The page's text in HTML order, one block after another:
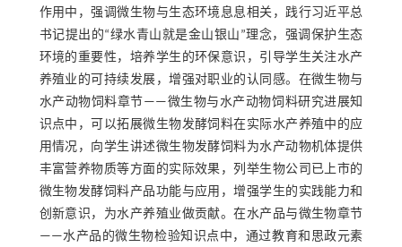
作用中，强调微生物与生态环境息息相关，践行习近平总
书记提出的“绿水青山就是金山银山”理念，强调保护生态
环境的重要性，培养学生的环保意识，引导学生关注水产
养殖业的可持续发展，增强对职业的认同感。在微生物与
水产动物饲料章节——微生物与水产动物饲料研究进展知
识点中，可以拓展微生物发酵饲料在实际水产养殖中的应
用情况，向学生讲述微生物发酵饲料为水产动物机体提供
丰富营养物质等方面的实际效果，列举生物公司已上市的
微生物发酵饲料产品功能与应用，增强学生的实践能力和
创新意识，为水产养殖业做贡献。在水产品与微生物章节
——水产品的微生物检验知识点中，通过教育和思政元素